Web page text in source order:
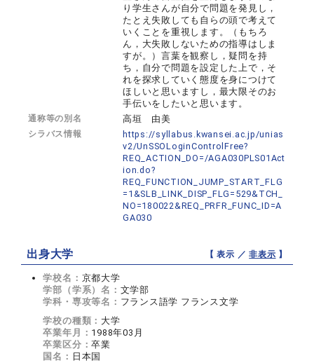
り学生さんが自分で問題を発見し，
たとえ失敗しても自らの頭で考えて
いくことを重視します。（もちろ
ん，大失敗しないための指導はしま
すが。）言葉を観察し，疑問を持
ち，自分で問題を設定した上で，そ
れを探求していく態度を身につけて
ほしいと思いますし，最大限そのお
手伝いをしたいと思います。
通称等の別名 高垣 由美
シラバス情報
https://syllabus.kwansei.ac.jp/unias
v2/UnSSOLoginControlFree?
REQ_ACTION_DO=/AGA030PLS01Act
ion.do?
REQ_FUNCTION_JUMP_START_FLG
=1&SLB_LINK_DISP_FLG=529&TCH_
NO=180022&REQ_PRFR_FUNC_ID=A
GA030
出身大学 【 表示 ／非表示 】
学校名： 京都大学
学部（学系）名： 文学部
学科・専攻等名： フランス語学 フランス文学
学校の種類： 大学
卒業年月： 1988年03月
卒業区分：卒業
国名： 日本国